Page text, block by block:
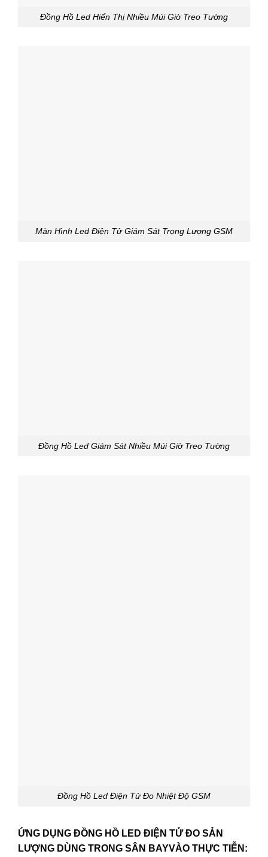
Đồng Hồ Led Hiển Thị Nhiều Múi Giờ Treo Tường
Màn Hình Led Điện Tử Giám Sát Trọng Lượng GSM
Đồng Hồ Led Giám Sát Nhiều Múi Giờ Treo Tường
Đồng Hồ Led Điện Tử Đo Nhiệt Độ GSM
ỨNG DỤNG ĐỒNG HỒ LED ĐIỆN TỬ ĐO SẢN
LƯỢNG DÙNG TRONG SÂN BAYVÀO THỰC TIỄN: